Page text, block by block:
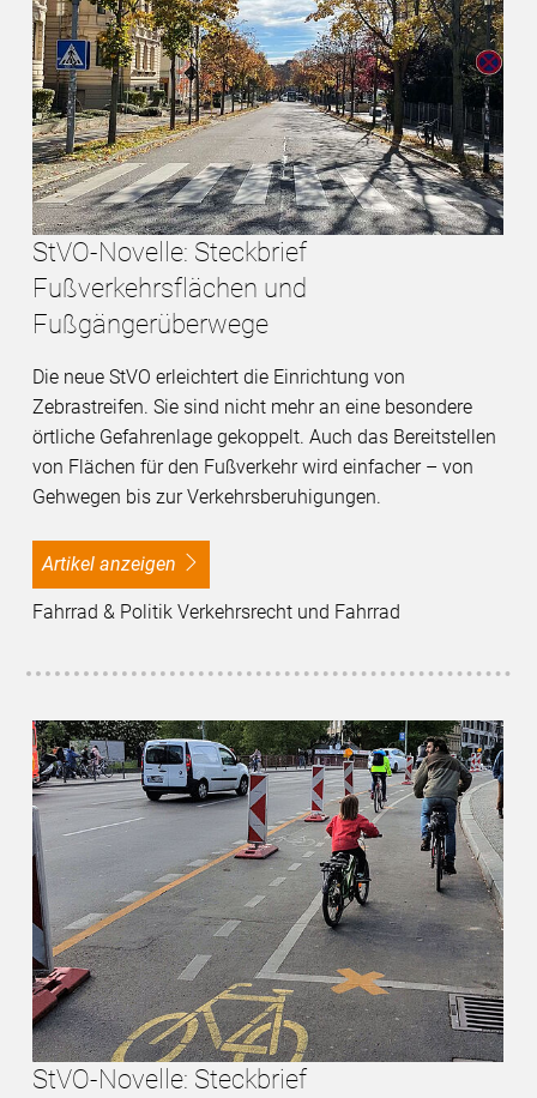
StVO-Novelle: Steckbrief
Fußverkehrsflächen und
Fußgängerüberwege
Die neue StVO erleichtert die Einrichtung von
Zebrastreifen. Sie sind nicht mehr an eine besondere
örtliche Gefahrenlage gekoppelt. Auch das Bereitstellen
von Flächen für den Fußverkehr wird einfacher – von
Gehwegen bis zur Verkehrsberuhigungen.
Artikel anzeigen
Fahrrad & Politik Verkehrsrecht und Fahrrad
StVO-Novelle: Steckbrief